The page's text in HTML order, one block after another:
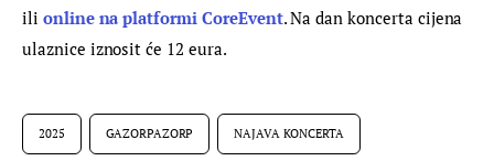
ili online na platformi CoreEvent. Na dan koncerta cijena
ulaznice iznosit će 12 eura.
2025 GAZORPAZORP NAJAVA KONCERTA